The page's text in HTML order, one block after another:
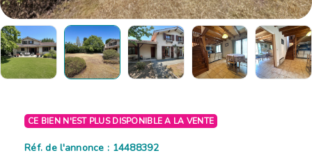
CE BIEN N'EST PLUS DISPONIBLE A LA VENTE
Réf. de l'annonce : 14488392